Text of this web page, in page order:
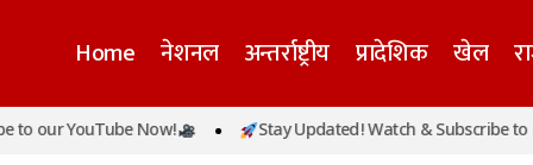
Home नेशनल अन्तर्राष्ट्रीय प्रादेशिक खेल
राजस्थान सरकार का बड़ा फैसला, 10वीं-12वीं की
Now! Stay Updated! Watch & Subscribe to our